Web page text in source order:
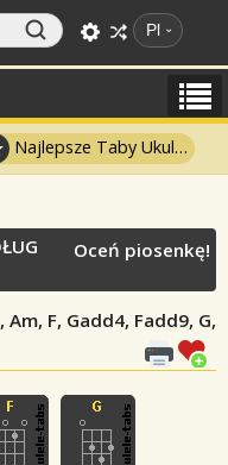
Pl
Najlepsze Taby Ukulele
Am, F, Gadd4, Fadd9, G,
Oceń piosenkę!